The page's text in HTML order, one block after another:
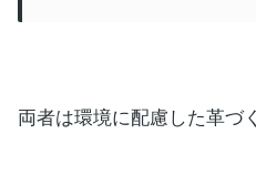
両者は環境に配慮した革づ